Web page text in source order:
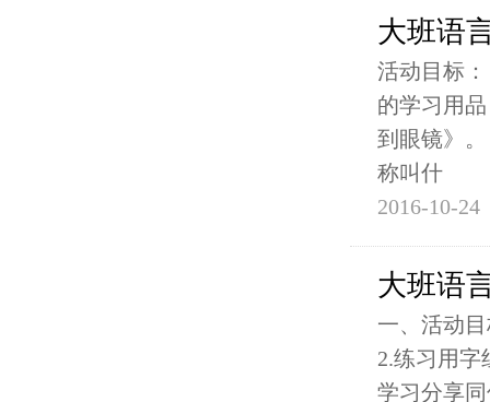
大班语
活动目标
的学习用
到眼镜》
称叫什
2016-10-24
大班语
一、活动
2.练习用字
学习分享